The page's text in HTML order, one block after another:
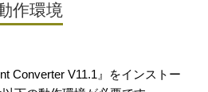
作環境
Converter V11.1』
をインストー